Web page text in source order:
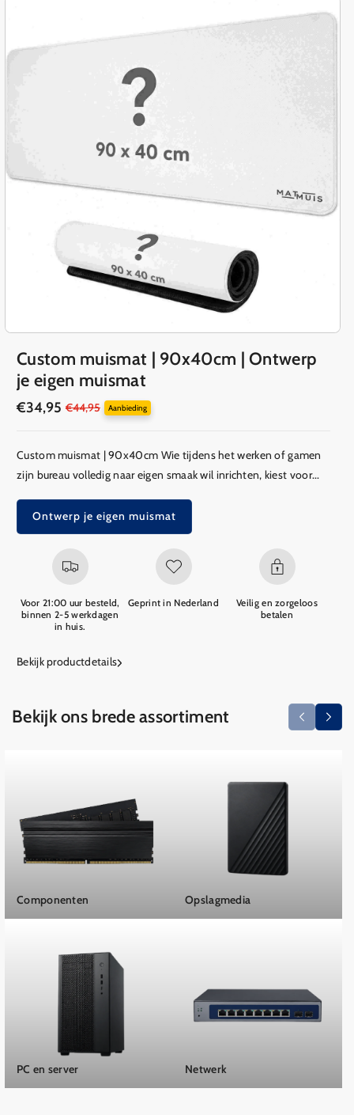
Custom muismat | 90x40cm | Ontwerp
je eigen muismat
Aanbiedingsprijs
€34,95
Reguliere €44,95 Aanbieding
Custom muismat | 90x40cm Wie tijdens het werken of gamen
zijn bureau volledig naar eigen smaak wil inrichten, kiest voor...
Ontwerp je eigen muismat
Voor 21:00 uur besteld,
binnen 2-5 werkdagen
in huis.
Geprint in Nederland
Veilig en zorgeloos
betalen
Bekijk productdetails
Bekijk ons brede assortiment
Componenten
PC en server
Opslagmedia
Netwerk